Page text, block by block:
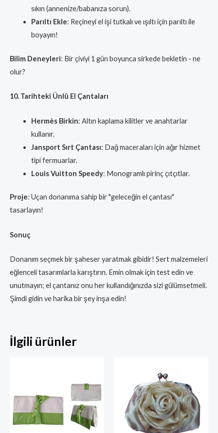
sıkın (annenize/babanıza sorun).
Parıltı Ekle: Reçineyi el işi tutkalı ve ışıltı için parıltı ile
boyayın!
Bilim Deneyleri: Bir çiviyi 1 gün boyunca sirkede bekletin - ne
olur?
10. Tarihteki Ünlü El Çantaları
Hermès Birkin: Altın kaplama kilitler ve anahtarlar
kullanır.
Jansport Sırt Çantası: Dağ maceraları için ağır hizmet
tipi fermuarlar.
Louis Vuitton Speedy: Monogramlı pirinç çıtçıtlar.
Proje: Uçan donanıma sahip bir "geleceğin el çantası"
tasarlayın!
Sonuç
Donanım seçmek bir şaheser yaratmak gibidir! Sert malzemeleri
eğlenceli tasarımlarla karıştırın. Emin olmak için test edin ve
unutmayın; el çantanız onu her kullandığınızda sizi gülümsetmeli.
Şimdi gidin ve harika bir şey inşa edin!
İlgili ürünler